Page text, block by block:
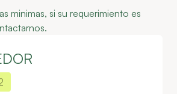
minimas, si su requerimiento es